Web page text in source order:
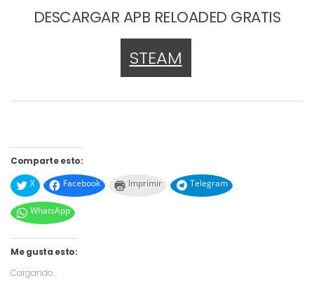
DESCARGAR APB RELOADED GRATIS
STEAM
Comparte esto:
X
Facebook Imprimir Telegram
WhatsApp
Me gusta esto:
Cargando...